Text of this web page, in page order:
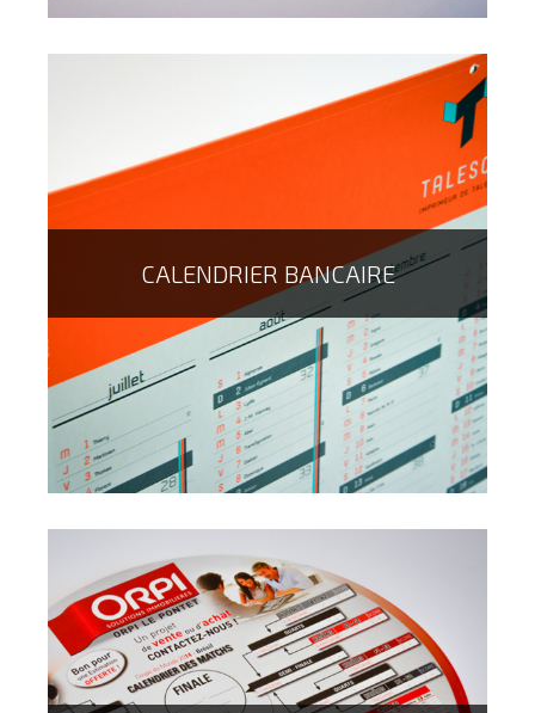
Chez Talesca, nous vous proposons d'imprimer vos
calendriers au format de votre choix : A4, A5, B5 etc.
laissez libre court à votre imagination pour cet
indémodable de la communication !
CALENDRIER BANCAIRE